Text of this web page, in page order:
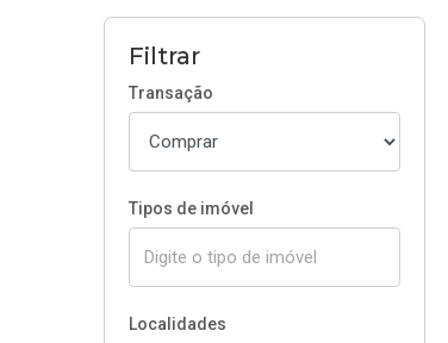
Filtrar
Transação
Tipos de imóvel
Localidades